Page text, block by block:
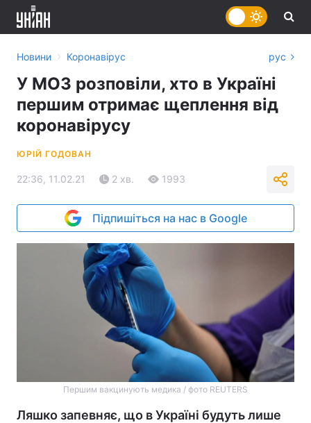
Новини › Коронавірус рус
У МОЗ розповіли, хто в Україні
першим отримає щеплення від
коронавірусу
ЮРІЙ ГОДОВАН
22:36, 11.02.21 2 хв. 1993
Підпишіться на нас в Google
Першим вакцинують медика / фото REUTERS
Ляшко запевняє, що в Україні будуть лише